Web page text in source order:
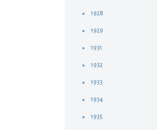
1928
1929
1931
1932
1933
1934
1935